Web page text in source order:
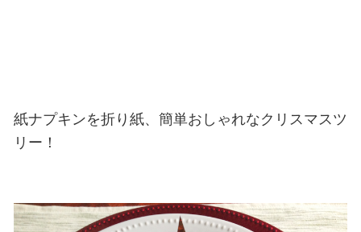
紙ナプキンを折り紙、簡単おしゃれなクリスマスツ
リー！